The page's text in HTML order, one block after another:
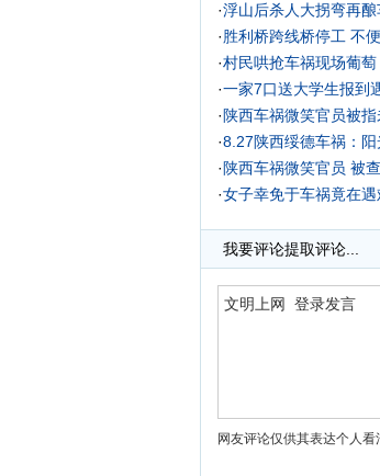
·浮山后杀人大拐弯再酿
·胜利桥跨线桥停工 不
·村民哄抢车祸现场葡
·一家7口送大学生报到
· 陕西车祸微笑官员被
·8.27陕西绥德车祸：
· 陕西车祸微笑官员 被
·女子幸免于车祸竟在
我要评论提取评论...
网友评论仅供其表达个人